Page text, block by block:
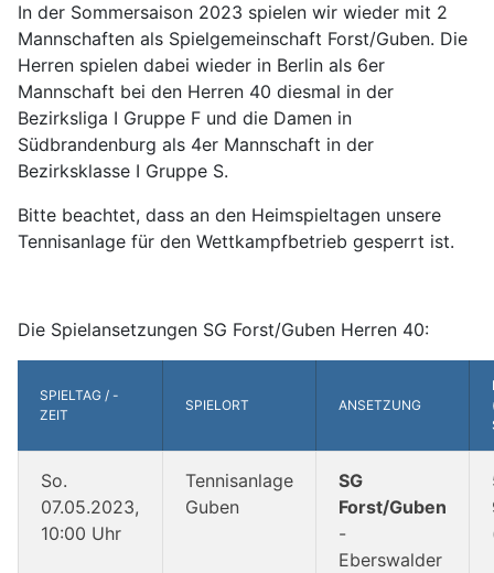
In der Sommersaison 2023 spielen wir wieder mit 2
Mannschaften als Spielgemeinschaft Forst/Guben. Die
Herren spielen dabei wieder in Berlin als 6er
Mannschaft bei den Herren 40 diesmal in der
Bezirksliga I Gruppe F und die Damen in
Südbrandenburg als 4er Mannschaft in der
Bezirksklasse I Gruppe S.
Bitte beachtet, dass an den Heimspieltagen unsere
Tennisanlage für den Wettkampfbetrieb gesperrt ist.
Die Spielansetzungen SG Forst/Guben Herren 40:
SPIELTAG / -
ZEIT
SPIELORT ANSETZUNG
So.
07.05.2023,
10:00 Uhr
Tennisanlage
Guben
SG
Forst/Guben
-
Eberswalder